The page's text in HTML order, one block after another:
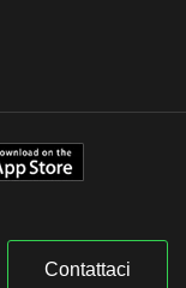
Contattaci